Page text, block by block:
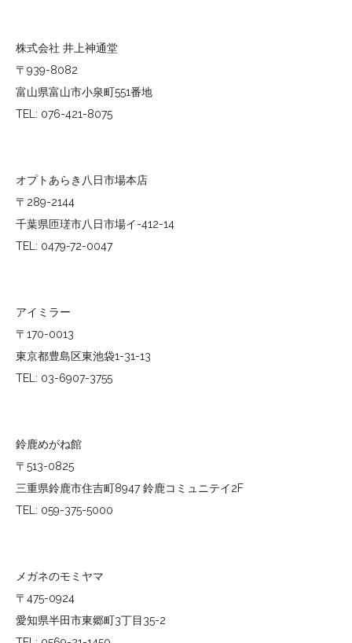
株式会社 井上神通堂
〒939-8082
富山県富山市小泉町551番地
TEL: 076-421-8075
オプトあらき八日市場本店
〒289-2144
千葉県匝瑳市八日市場イ-412-14
TEL: 0479-72-0047
アイミラー
〒170-0013
東京都豊島区東池袋1-31-13
TEL: 03-6907-3755
鈴鹿めがね館
〒513-0825
三重県鈴鹿市住吉町8947 鈴鹿コミュニテイ2F
TEL: 059-375-5000
メガネのモミヤマ
〒475-0924
愛知県半田市東郷町3丁目35-2